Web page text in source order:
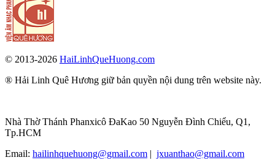
© 2013-2026 HaiLinhQueHuong.com
® Hải Linh Quê Hương giữ bản quyền nội dung trên website này.
Nhà Thờ Thánh Phanxicô ĐaKao 50 Nguyễn Đình Chiểu, Q1,
Tp.HCM
Email: hailinhquehuong@gmail.com | jxuanthao@gmail.com